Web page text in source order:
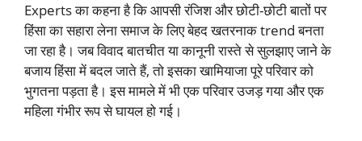
Experts का कहना है कि आपसी रंजिश और छोटी-छोटी बातों पर
हिंसा का सहारा लेना समाज के लिए बेहद खतरनाक trend बनता
जा रहा है। जब विवाद बातचीत या कानूनी रास्ते से सुलझाए जाने के
बजाय हिंसा में बदल जाते हैं, तो इसका खामियाजा पूरे परिवार को
भुगतना पड़ता है। इस मामले में भी एक परिवार उजड़ गया और एक
महिला गंभीर रूप से घायल हो गई।